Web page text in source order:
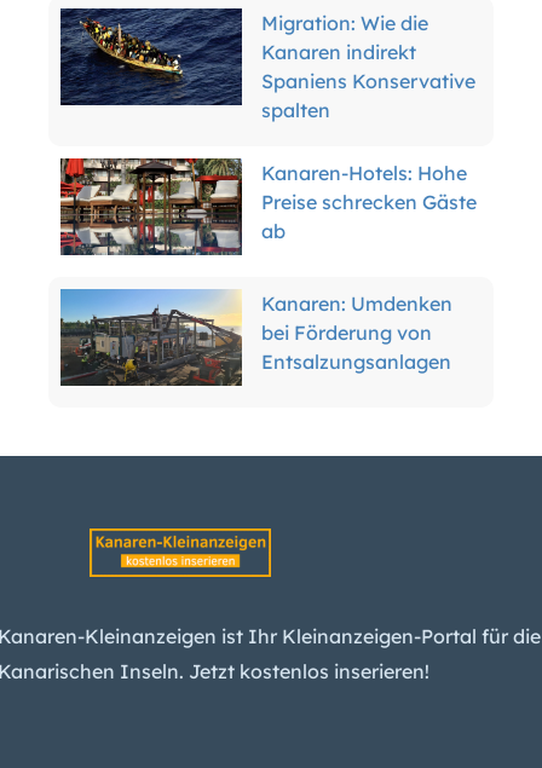
Migration: Wie die
Kanaren indirekt
Spaniens Konservative
spalten
Kanaren-Hotels: Hohe
Preise schrecken Gäste
ab
Kanaren: Umdenken
bei Förderung von
Entsalzungsanlagen
Mehr Spanier, Hotels
stirbt nach Hitzschlag
Kleinanzeigen ist Ihr Kleinanzeigen-Portal für die
Inseln. Jetzt kostenlos inserieren!